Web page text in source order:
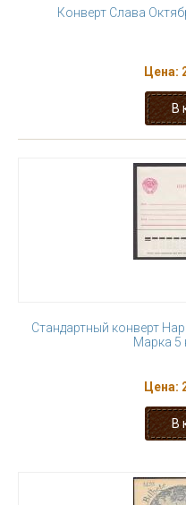
Конверт Слава
Цена:
Стандартный конверт
Марка 5
Цена: